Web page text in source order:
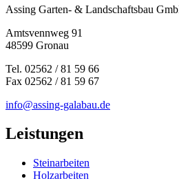
Assing Garten- & Landschaftsbau
Amtsvennweg 91
48599 Gronau
Tel. 02562 / 81 59 66
Fax 02562 / 81 59 67
info@assing-galabau.de
Leistungen
Steinarbeiten
Holzarbeiten